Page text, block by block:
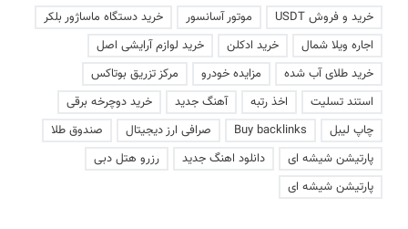
خرید و فروش USDT موتور آسانسور
خرید دستگاه ماساژور بلکر
اجاره ویلا شمال
خرید ادکلن
خرید لوازم آرایشی اصل
خرید طلای آب شده
مزایده خودرو
مرکز تزریق بوتاکس
استند تسلیت
اخذ رتبه آهنگ جدید
خرید دوچرخه برقی
چاپ لیبل
Buy backlinks صرافی ارز دیجیتال
صندوق طلا
پارتیشن شیشه ای
دانلود اهنگ جدید
رزرو هتل دبی
پارتیشن شیشه ای